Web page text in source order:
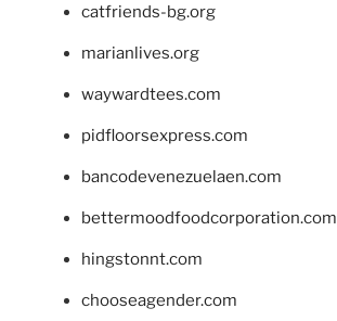
catfriends-bg.org
marianlives.org
waywardtees.com
pidfloorsexpress.com
bancodevenezuelaen.com
bettermoodfoodcorporation.com
hingstonnt.com
chooseagender.com